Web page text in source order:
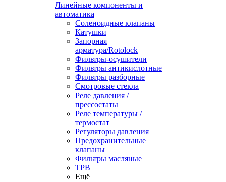
Линейные компоненты и
автоматика
Соленоидные клапаны
Катушки
Запорная
арматура/Rotolock
Фильтры-осушители
Фильтры антикислотные
Фильтры разборные
Смотровые стекла
Реле давления /
прессостаты
Реле температуры /
термостат
Регуляторы давления
Предохранительные
клапаны
Фильтры масляные
ТРВ
Ещё